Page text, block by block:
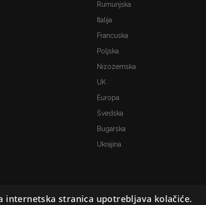
Rumunjska
Italija
Francuska
Poljska
Nizozemska
UK
Europa
Švedska
Bugarska
Ukrajina
internetska stranica upotrebljava kolačiće.